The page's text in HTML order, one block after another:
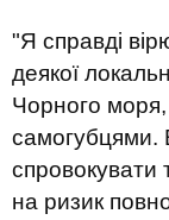
"Я справді
деякої
Чорного
самогубцями.
спровокувати
на ризик